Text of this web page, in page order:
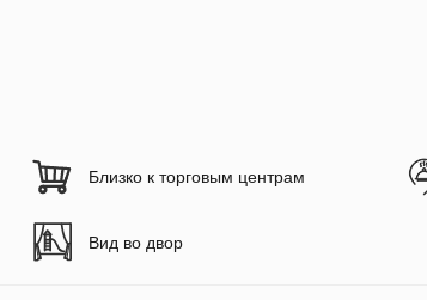
Близко к торговым центрам
Вид во двор